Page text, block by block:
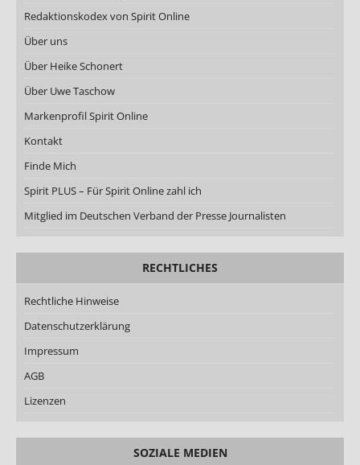
Redaktionskodex von Spirit Online
Über uns
Über Heike Schonert
Über Uwe Taschow
Markenprofil Spirit Online
Kontakt
Finde Mich
Spirit PLUS – Für Spirit Online zahl ich
Mitglied im Deutschen Verband der Presse Journalisten
RECHTLICHES
Rechtliche Hinweise
Datenschutzerklärung
Impressum
AGB
Lizenzen
SOZIALE MEDIEN